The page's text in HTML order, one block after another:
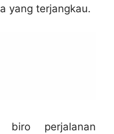
yang terjangkau.
biro perjalanan